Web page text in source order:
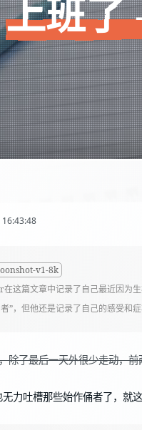
上班了
v1-8k
这篇文章中记录了自己最近因为
”，但他还是记录了自己的感受和
除了最后一天外很少走动，
力吐槽那些始作俑者了，就这